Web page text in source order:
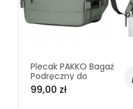
Plecak PAKKO Bagaż
Podręczny do
Samolotu Wizzair
Rayanair 40x20x25
99,00 zł